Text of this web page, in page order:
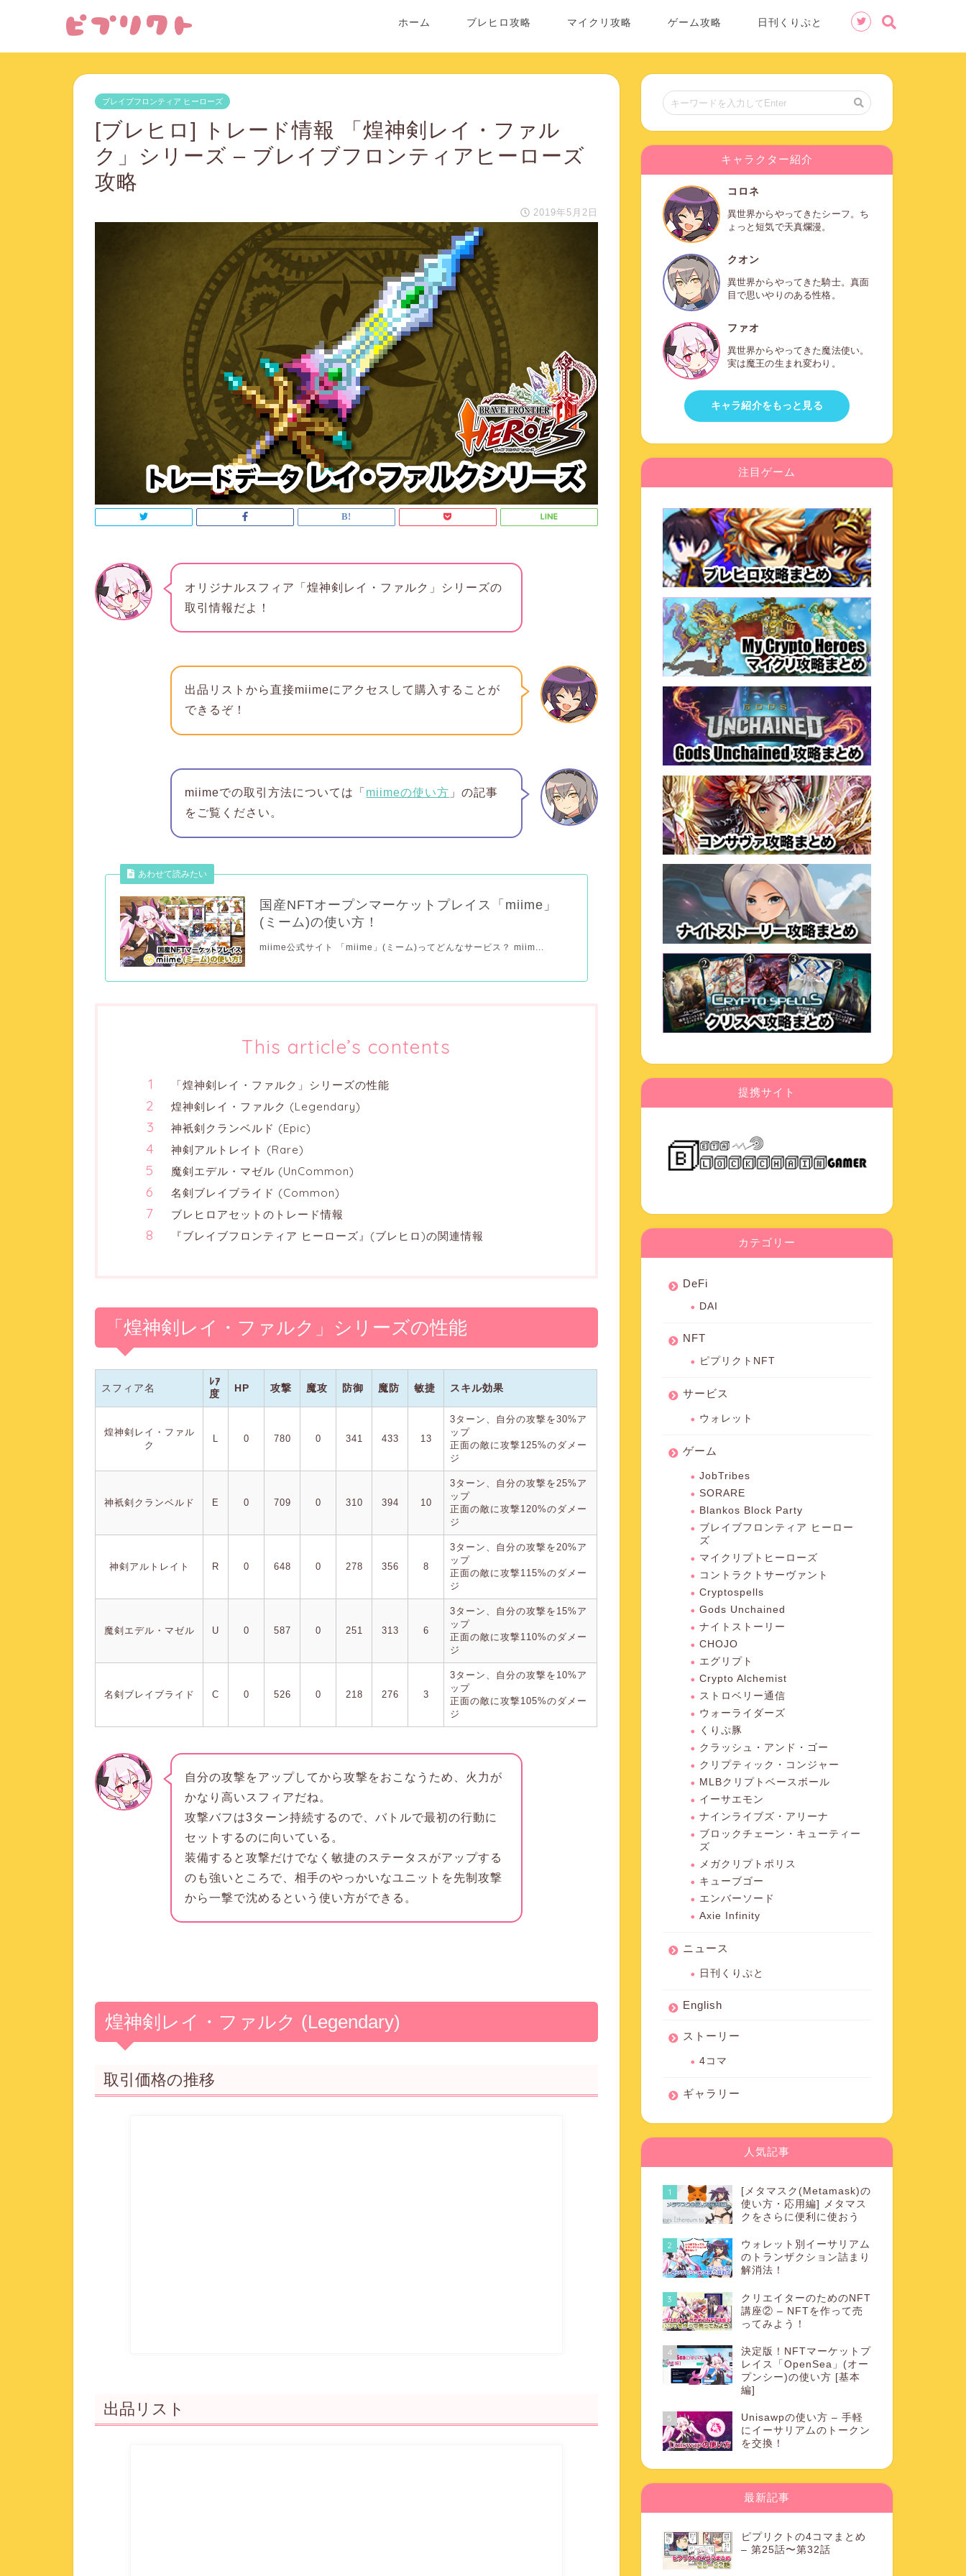
ホーム ブレヒロ攻略 マイクリ攻略 ゲーム攻略 日刊くりぷと
ブレイブフロンティア ヒーローズ
[ブレヒロ] トレード情報 「煌神剣レイ・ファル
ク」シリーズ – ブレイブフロンティアヒーローズ
攻略
2019年5月2日
オリジナルスフィア「煌神剣レイ・ファルク」シリーズの
取引情報だよ！
出品リストから直接miimeにアクセスして購入することが
できるぞ！
miimeでの取引方法については「 miimeの使い方 」の記事
をご覧ください。
あわせて読みたい
国産NFTオープンマーケットプレイス「miime」
(ミーム)の使い方！
miime公式サイト 「miime」(ミーム)ってどんなサービス？ miim...
This article’s contents
「煌神剣レイ・ファルク」シリーズの性能
煌神剣レイ・ファルク (Legendary)
神衹剣クランベルド (Epic)
神剣アルトレイト (Rare)
魔剣エデル・マゼル (UnCommon)
名剣ブレイブライド (Common)
ブレヒロアセットのトレード情報
『ブレイブフロンティア ヒーローズ』(ブレヒロ)の関連情報
「煌神剣レイ・ファルク」シリーズの性能
スフィア名
ﾚｱ
度
HP 攻撃 魔攻 防御 魔防 敏捷 スキル効果
煌神剣レイ・ファル
ク
L 0 780 0 341 433 13
3ターン、自分の攻撃を30%ア
ップ
正面の敵に攻撃125%のダメー
ジ
神衹剣クランベルド E 0 709 0 310 394 10
3ターン、自分の攻撃を25%ア
ップ
正面の敵に攻撃120%のダメー
ジ
神剣アルトレイト R 0 648 0 278 356 8
3ターン、自分の攻撃を20%ア
ップ
正面の敵に攻撃115%のダメー
ジ
魔剣エデル・マゼル U 0 587 0 251 313 6
3ターン、自分の攻撃を15%ア
ップ
正面の敵に攻撃110%のダメー
ジ
名剣ブレイブライド C 0 526 0 218 276 3
3ターン、自分の攻撃を10%ア
ップ
正面の敵に攻撃105%のダメー
ジ
自分の攻撃をアップしてから攻撃をおこなうため、火力が
かなり高いスフィアだね。
攻撃バフは3ターン持続するので、バトルで最初の行動に
セットするのに向いている。
装備すると攻撃だけでなく敏捷のステータスがアップする
のも強いところで、相手のやっかいなユニットを先制攻撃
から一撃で沈めるという使い方ができる。
煌神剣レイ・ファルク (Legendary)
取引価格の推移
出品リスト
キャラクター紹介
コロネ
異世界からやってきたシーフ。ち
ょっと短気で天真爛漫。
クオン
異世界からやってきた騎士。真面
目で思いやりのある性格。
ファオ
異世界からやってきた魔法使い。
実は魔王の生まれ変わり。
キャラ紹介をもっと見る
注目ゲーム
提携サイト
カテゴリー
DeFi
DAI
NFT
ピプリクトNFT
サービス
ウォレット
ゲーム
JobTribes
SORARE
Blankos Block Party
ブレイブフロンティア ヒーロー
ズ
マイクリプトヒーローズ
コントラクトサーヴァント
Cryptospells
Gods Unchained
ナイトストーリー
CHOJO
エグリプト
Crypto Alchemist
ストロベリー通信
ウォーライダーズ
くりぷ豚
クラッシュ・アンド・ゴー
クリプティック・コンジャー
MLBクリプトベースボール
イーサエモン
ナインライブズ・アリーナ
ブロックチェーン・キューティー
ズ
メガクリプトポリス
キューブゴー
エンバーソード
Axie Infinity
ニュース
日刊くりぷと
English
ストーリー
4コマ
ギャラリー
人気記事
1
[メタマスク(Metamask)の
使い方・応用編] メタマス
クをさらに便利に使おう
2
ウォレット別イーサリアム
のトランザクション詰まり
解消法！
3
クリエイターのためのNFT
講座② – NFTを作って売
ってみよう！
4
決定版！NFTマーケットプ
レイス「OpenSea」(オー
プンシー)の使い方 [基本
編]
5
Unisawpの使い方 – 手軽
にイーサリアムのトークン
を交換！
最新記事
ピプリクトの4コマまとめ
– 第25話〜第32話